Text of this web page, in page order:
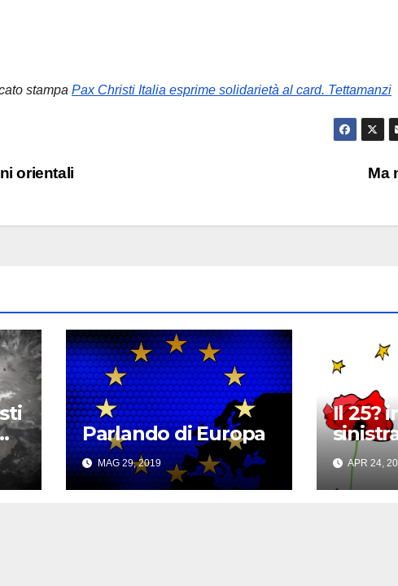
stampa Pax Christi Italia esprime solidarietà al card. Tettamanzi
Ma
orientali
Parlando di Europa
MAG 29, 2019
Il 25?
APR 24,